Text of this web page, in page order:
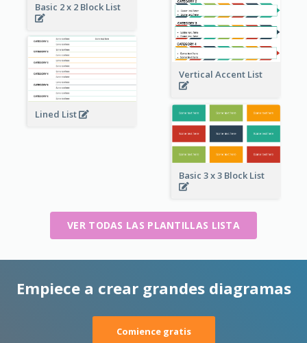
Basic 2 x 2 Block List
Vertical Accent List
Lined List
Basic 3 x 3 Block List
VER TODAS LAS PLANTILLAS LISTA
Empiece a crear grandes diagramas
Comience gratis